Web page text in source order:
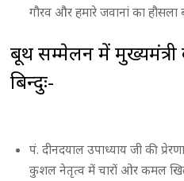
गौरव और हमारे जवानां का हौसला
बूथ सम्मेलन में
बिन्दुः-
पं. दीनदयाल उपाध्याय जी की
कुशल नेतृत्व में चारों ओर कमल